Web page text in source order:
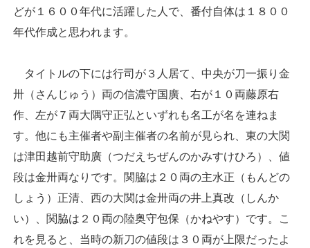
どが１６００年代に活躍した人で、番付自体は１８００
年代作成と思われます。
タイトルの下には行司が３人居て、中央が刀一振り金
卅（さんじゅう）両の信濃守国廣、右が１０両藤原右
作、左が７両大隅守正弘といずれも名工が名を連ねま
す。他にも主催者や副主催者の名前が見られ、東の大関
は津田越前守助廣（つだえちぜんのかみすけひろ）、値
段は金卅両なりです。関脇は２０両の主水正（もんどの
しょう）正清、西の大関は金卅両の井上真改（しんか
い）、関脇は２０両の陸奥守包保（かねやす）です。こ
れを見ると、当時の新刀の値段は３０両が上限だったよ